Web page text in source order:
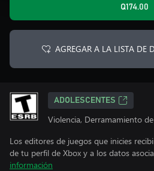
Q174.00
AGREGAR A LA LISTA DE
ADOLESCENTES
Violencia, Derramamiento
Los editores de juegos que inicies
de tu perfil de Xbox y a los datos
información